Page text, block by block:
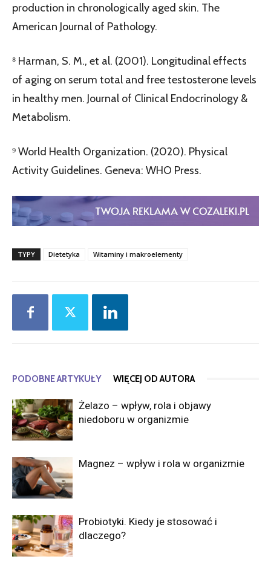
production in chronologically aged skin. The
American Journal of Pathology.
⁸ Harman, S. M., et al. (2001). Longitudinal effects
of aging on serum total and free testosterone levels
in healthy men. Journal of Clinical Endocrinology &
Metabolism.
⁹ World Health Organization. (2020). Physical
Activity Guidelines. Geneva: WHO Press.
TYPY Dietetyka Witaminy i makroelementy
PODOBNE ARTYKUŁY WIĘCEJ OD AUTORA
Żelazo – wpływ, rola i objawy
niedoboru w organizmie
Magnez – wpływ i rola w organizmie
Probiotyki. Kiedy je stosować i
dlaczego?